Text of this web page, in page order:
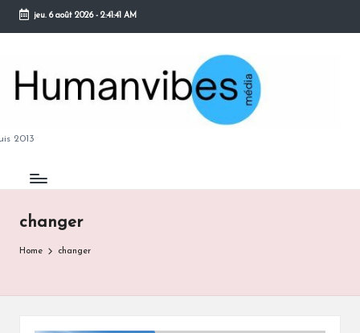
Skip
content
jeu. 6 août 2026- 2:41:42 AM
2013
changer
Home changer